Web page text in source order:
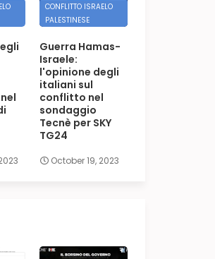
CONFLITTO ISRAELO
PALESTINESE
Guerra Hamas-
Israele:
l'opinione degli
italiani sul
conflitto nel
sondaggio
Tecnè per SKY
TG24
October 19, 2023